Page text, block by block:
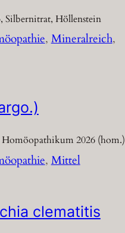
Silbernitrat, Höllenstein
, Mineralreich
2026 (hom.)
, Mittel
clematitis